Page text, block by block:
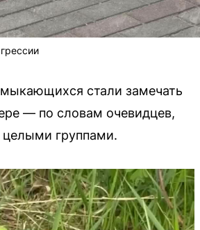
стали замечать
— по словам очевидцев,
целыми группами.